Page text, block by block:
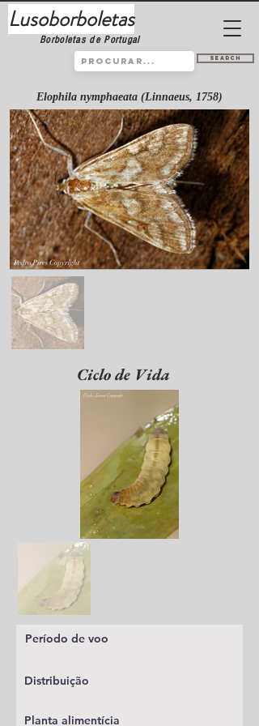
Lusoborboletas
Borboletas de Portugal
Search
Elophila nymphaeata (Linnaeus, 1758)
Ciclo de Vida
Período de voo
Distribuição
Planta alimentícia